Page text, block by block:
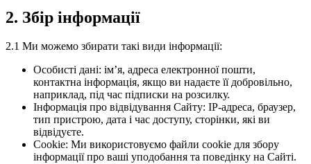
2. Збір інформації
2.1 Ми можемо збирати такі види інформації:
Особисті дані: ім’я, адреса електронної пошти,
контактна інформація, якщо ви надаєте її добровільно,
наприклад, під час підписки на розсилку.
Інформація про відвідування Сайту: IP-адреса, браузер,
тип пристрою, дата і час доступу, сторінки, які ви
відвідуєте.
Cookie: Ми використовуємо файли cookie для збору
інформації про ваші уподобання та поведінку на Сайті.